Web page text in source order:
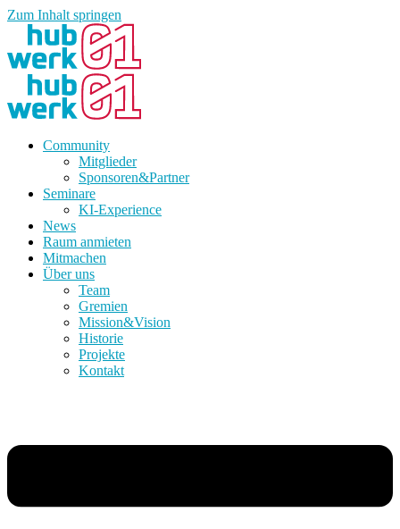
Zum Inhalt springen
Community
Mitglieder
Sponsoren&Partner
Seminare
KI-Experience
News
Raum anmieten
Mitmachen
Über uns
Team
Gremien
Mission&Vision
Historie
Projekte
Kontakt